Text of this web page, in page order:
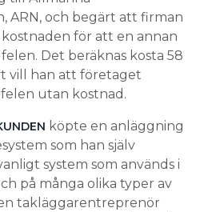
ARN, och begärt att firman
för att en annan
Det beräknas kosta 58
vill han att företaget
utan kostnad.
köpte en anläggning
som han själv
system som används i
på många olika typer av
takläggarentreprenör